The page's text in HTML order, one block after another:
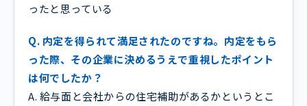
ったと思っている
Q. 内定を得られて満足されたのですね。内定をもら
った際、その企業に決めるうえで重視したポイント
は何でしたか？
A. 給与面と会社からの住宅補助があるかというとこ